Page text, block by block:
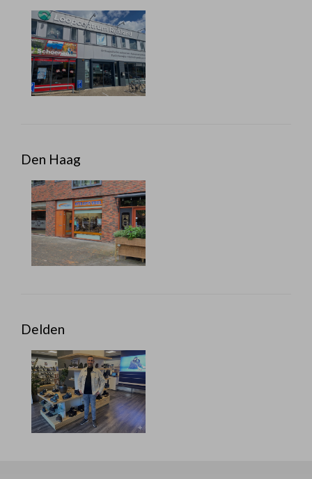
Den Haag
Delden